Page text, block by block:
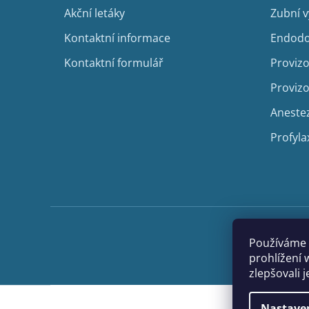
prohlížení
zlepšovali
Akční letáky
Kontaktní informace
Kontaktní formulář
Zubní